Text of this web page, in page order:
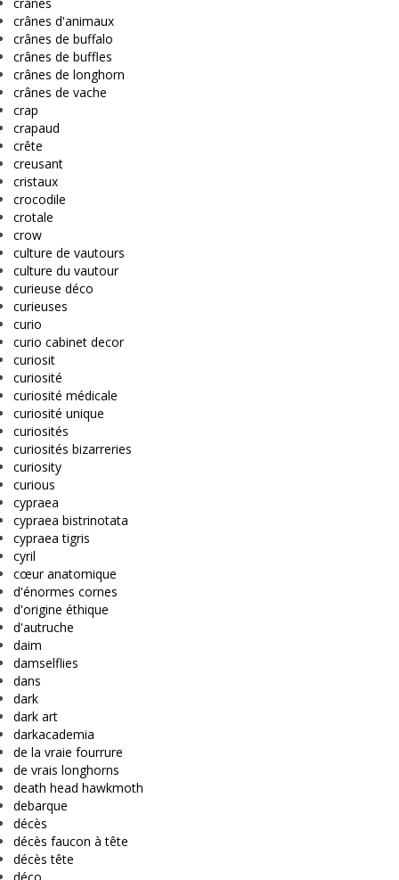
crânes d'animaux
crânes de buffalo
crânes de buffles
crânes de longhorn
crânes de vache
crap
crapaud
crête
creusant
cristaux
crocodile
crotale
crow
culture de vautours
culture du vautour
curieuse déco
curieuses
curio
curio cabinet decor
curiosit
curiosité
curiosité médicale
curiosité unique
curiosités
curiosités bizarreries
curiosity
curious
cypraea
cypraea bistrinotata
cypraea tigris
cyril
cœur anatomique
d'énormes cornes
d'origine éthique
d'autruche
daim
damselflies
dans
dark
dark art
darkacademia
de la vraie fourrure
de vrais longhorns
death head hawkmoth
debarque
décès
décès faucon à tête
décès tête
déco